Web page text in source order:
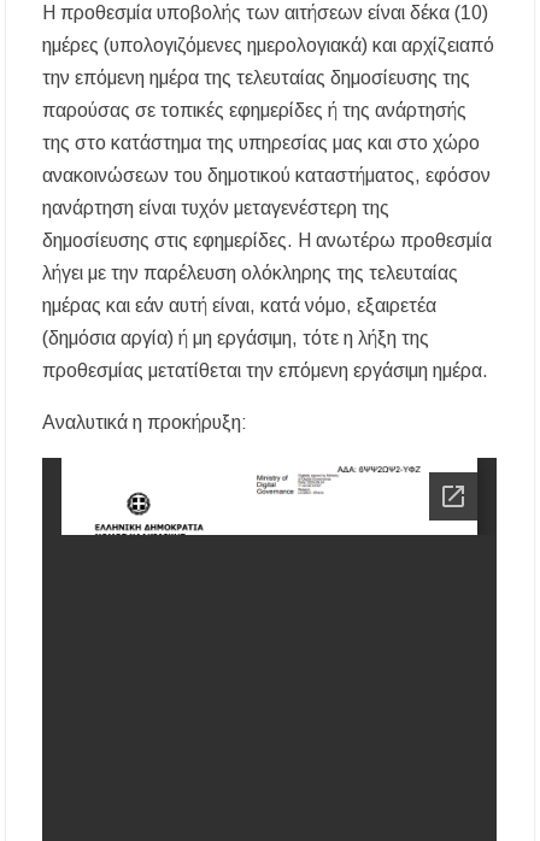
Η προθεσμία υποβολής των αιτήσεων είναι δέκα (10)
ημέρες (υπολογιζόμενες ημερολογιακά) και αρχίζειαπό
την επόμενη ημέρα της τελευταίας δημοσίευσης της
παρούσας σε τοπικές εφημερίδες ή της ανάρτησής
της στο κατάστημα της υπηρεσίας μας και στο χώρο
ανακοινώσεων του δημοτικού καταστήματος, εφόσον
ηανάρτηση είναι τυχόν μεταγενέστερη της
δημοσίευσης στις εφημερίδες. Η ανωτέρω προθεσμία
λήγει με την παρέλευση ολόκληρης της τελευταίας
ημέρας και εάν αυτή είναι, κατά νόμο, εξαιρετέα
(δημόσια αργία) ή μη εργάσιμη, τότε η λήξη της
προθεσμίας μετατίθεται την επόμενη εργάσιμη ημέρα.
Αναλυτικά η προκήρυξη: